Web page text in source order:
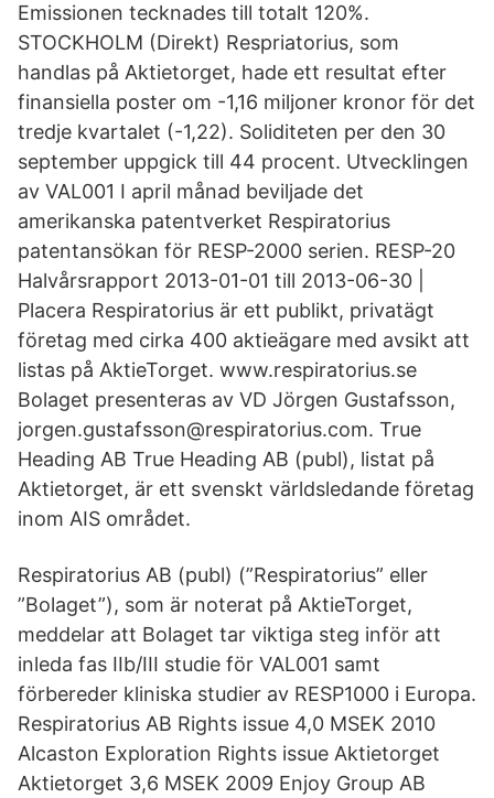
Emissionen tecknades till totalt 120%.
STOCKHOLM (Direkt) Respriatorius, som
handlas på Aktietorget, hade ett resultat efter
finansiella poster om -1,16 miljoner kronor för det
tredje kvartalet (-1,22). Soliditeten per den 30
september uppgick till 44 procent. Utvecklingen
av VAL001 I april månad beviljade det
amerikanska patentverket Respiratorius
patentansökan för RESP-2000 serien. RESP-20
Halvårsrapport 2013-01-01 till 2013-06-30 |
Placera Respiratorius är ett publikt, privatägt
företag med cirka 400 aktieägare med avsikt att
listas på AktieTorget. www.respiratorius.se
Bolaget presenteras av VD Jörgen Gustafsson,
jorgen.gustafsson@respiratorius.com. True
Heading AB True Heading AB (publ), listat på
Aktietorget, är ett svenskt världsledande företag
inom AIS området.
Respiratorius AB (publ) (”Respiratorius” eller
”Bolaget”), som är noterat på AktieTorget,
meddelar att Bolaget tar viktiga steg inför att
inleda fas IIb/III studie för VAL001 samt
förbereder kliniska studier av RESP1000 i Europa.
Respiratorius AB Rights issue 4,0 MSEK 2010
Alcaston Exploration Rights issue Aktietorget
Aktietorget 3,6 MSEK 2009 Enjoy Group AB